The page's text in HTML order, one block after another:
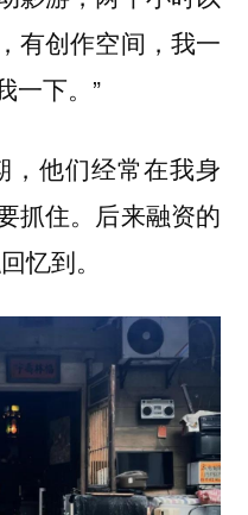
有创作空间，我一
一下。”
，他们经常在我身
抓住。后来融资的
忆到。